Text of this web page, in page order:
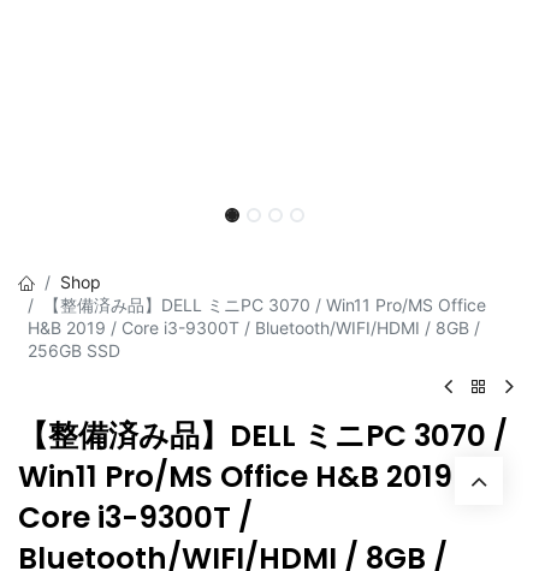
Shop
【整備済み品】DELL ミニPC 3070 / Win11 Pro/MS Office
H&B 2019 / Core i3-9300T / Bluetooth/WIFI/HDMI / 8GB /
256GB SSD
【整備済み品】DELL ミニPC 3070 /
Win11 Pro/MS Office H&B 2019 /
Core i3-9300T /
Bluetooth/WIFI/HDMI / 8GB /